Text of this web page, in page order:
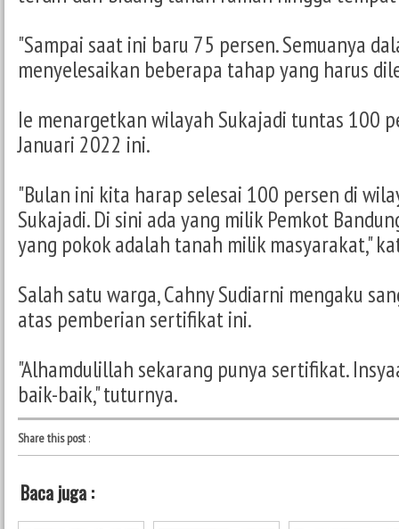
"Sampai saat ini baru 75 persen. Semuanya
menyelesaikan beberapa tahap yang harus
Ie menargetkan wilayah Sukajadi tuntas 100
Januari 2022 ini.
"Bulan ini kita harap selesai 100 persen di
Sukajadi. Di sini ada yang milik Pemkot
yang pokok adalah tanah milik masyarakat,"
Salah satu warga, Cahny Sudiarni mengaku
atas pemberian sertifikat ini.
"Alhamdulillah sekarang punya sertifikat.
baik-baik," tuturnya.
Share this post:
Baca juga :